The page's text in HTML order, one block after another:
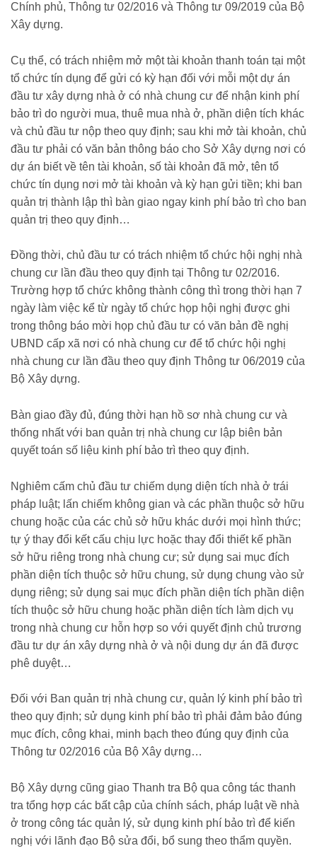
Chính phủ, Thông tư 02/2016 và Thông tư 09/2019 của Bộ
Xây dựng.
Cụ thể, có trách nhiệm mở một tài khoản thanh toán tại một
tổ chức tín dụng để gửi có kỳ hạn đối với mỗi một dự án
đầu tư xây dựng nhà ở có nhà chung cư để nhận kinh phí
bảo trì do người mua, thuê mua nhà ở, phần diện tích khác
và chủ đầu tư nộp theo quy định; sau khi mở tài khoản, chủ
đầu tư phải có văn bản thông báo cho Sở Xây dựng nơi có
dự án biết về tên tài khoản, số tài khoản đã mở, tên tổ
chức tín dụng nơi mở tài khoản và kỳ hạn gửi tiền; khi ban
quản trị thành lập thì bàn giao ngay kinh phí bảo trì cho ban
quản trị theo quy định…
Đồng thời, chủ đầu tư có trách nhiệm tổ chức hội nghị nhà
chung cư lần đầu theo quy định tại Thông tư 02/2016.
Trường hợp tổ chức không thành công thì trong thời hạn 7
ngày làm việc kể từ ngày tổ chức họp hội nghị được ghi
trong thông báo mời họp chủ đầu tư có văn bản đề nghị
UBND cấp xã nơi có nhà chung cư để tổ chức hội nghị
nhà chung cư lần đầu theo quy định Thông tư 06/2019 của
Bộ Xây dựng.
Bàn giao đầy đủ, đúng thời hạn hồ sơ nhà chung cư và
thống nhất với ban quản trị nhà chung cư lập biên bản
quyết toán số liệu kinh phí bảo trì theo quy định.
Nghiêm cấm chủ đầu tư chiếm dụng diện tích nhà ở trái
pháp luật; lấn chiếm không gian và các phần thuộc sở hữu
chung hoặc của các chủ sở hữu khác dưới mọi hình thức;
tự ý thay đổi kết cấu chịu lực hoặc thay đổi thiết kế phần
sở hữu riêng trong nhà chung cư; sử dụng sai mục đích
phần diện tích thuộc sở hữu chung, sử dụng chung vào sử
dụng riêng; sử dụng sai mục đích phần diện tích phần diện
tích thuộc sở hữu chung hoặc phần diện tích làm dịch vụ
trong nhà chung cư hỗn hợp so với quyết định chủ trương
đầu tư dự án xây dựng nhà ở và nội dung dự án đã được
phê duyệt…
Đối với Ban quản trị nhà chung cư, quản lý kinh phí bảo trì
theo quy định; sử dụng kinh phí bảo trì phải đảm bảo đúng
mục đích, công khai, minh bạch theo đúng quy định của
Thông tư 02/2016 của Bộ Xây dựng…
Bộ Xây dựng cũng giao Thanh tra Bộ qua công tác thanh
tra tổng hợp các bất cập của chính sách, pháp luật về nhà
ở trong công tác quản lý, sử dụng kinh phí bảo trì để kiến
nghị với lãnh đạo Bộ sửa đổi, bổ sung theo thẩm quyền.